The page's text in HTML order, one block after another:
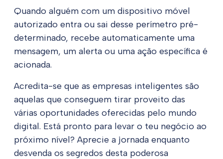
Quando alguém com um dispositivo móvel
autorizado entra ou sai desse perímetro pré-
determinado, recebe automaticamente uma
mensagem, um alerta ou uma ação específica é
acionada.
Acredita-se que as empresas inteligentes são
aquelas que conseguem tirar proveito das
várias oportunidades oferecidas pelo mundo
digital. Está pronto para levar o teu negócio ao
próximo nível? Aprecie a jornada enquanto
desvenda os segredos desta poderosa